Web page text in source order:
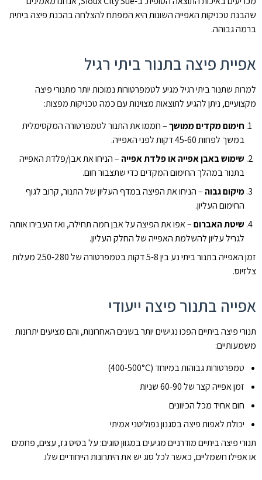
שהבנת טכניקות האפייה השונות היא המפתח להצלחה בהכנת פיצה ביתית
ברמה גבוהה.
אפיית פיצה בתנור ביתי רגיל
למרות שתנור ביתי רגיל מגיע לטמפרטורות נמוכות יותר מתנורי פיצה
מקצועיים, ניתן להגיע לתוצאות מצוינות עם כמה טכניקות מפצות:
חימום מקדים ממושך– חממו את התנור לטמפרטורה המקסימלית
במשך לפחות 45-60 דקות לפני האפייה.
שימוש באבן אפייה או פלדת אפייה – הניחו את אבן/פלדת האפייה
בתנור במהלך החימום המקדים כדי שתצבור חום.
מיקום גבוה – הניחו את הפיצה במדף העליון של התנור, קרוב לגוף
החימום העליון.
שיטת האברום– אפו את הפיצה על אבן חמה תחילה, ואז העבירו אותה
לגריל עליון להשלמת האפייה של החלק העליון.
זמן האפייה בתנור ביתי נע בין 5-8 דקות בטמפרטורה של 250-280 מעלות
צלזיוס.
אפייה בתנור פיצה ייעודי
תנורי פיצה ביתיים הפכו נגישים יותר בשנים האחרונות, והם מציעים יתרונות
משמעותיים:
טמפרטורות גבוהות במיוחד (400-500°C)
זמן אפייה קצר של 60-90 שניות
חום אחיד מכל הכיוונים
יכולת לאפות פיצה בסגנון נפוליטני אמיתי
תנורי פיצה ביתיים מודרניים מגיעים במגוון סוגים: על בסיס גז, עצים, פחמים
או אפילו חשמליים, כאשר לכל סוג יש את היתרונות הייחודיים שלו.